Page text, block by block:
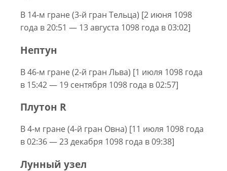
В 14-м гране (3-й гран Тельца) [2 июня 1098
года в 20:51 — 13 августа 1098 года в 03:02]
Нептун
В 46-м гране (2-й гран Льва) [1 июля 1098 года
в 15:42 — 19 сентября 1098 года в 02:57]
Плутон R
В 4-м гране (4-й гран Овна) [11 июля 1098 года
в 02:36 — 23 декабря 1098 года в 09:38]
Лунный узел